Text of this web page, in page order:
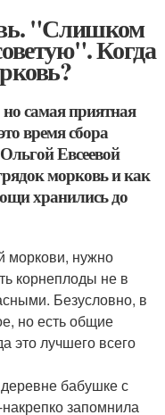
"Слишком
Когда
самая приятная
время сбора
Евсеевой
морковь и как
хранились до
моркови, нужно
корнеплоды не в
Безусловно, в
но есть общие
это лучшего всего
бабушке с
запомнила